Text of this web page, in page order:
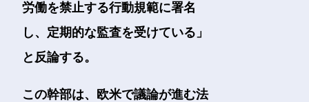
労働を禁止する行動規範に署名
し、定期的な監査を受けている」
と反論する。
この幹部は、欧米で議論が進む法